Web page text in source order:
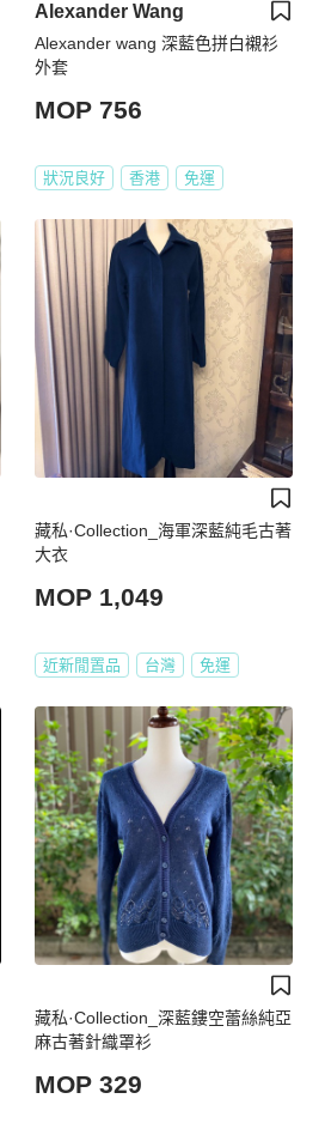
Alexander Wang
Alexander wang 深藍色拼白襯衫
外套
MOP 756
狀況良好 香港 免運
藏私·Collection_海軍深藍純毛古著
大衣
MOP 1,049
近新閒置品 台灣 免運
藏私·Collection_深藍鏤空蕾絲純亞
麻古著針織罩衫
MOP 329